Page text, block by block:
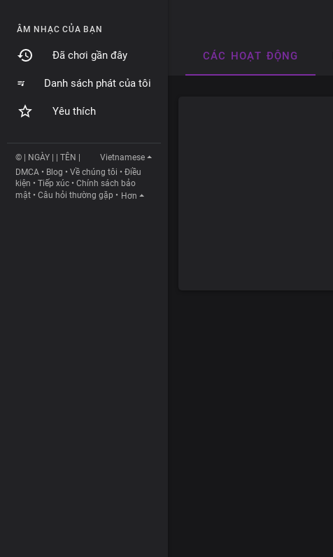
ÂM NHẠC CỦA BẠN
Đã chơi gần đây
Danh sách phát của tôi
Yêu thích
© | NGÀY | | TÊN |
Vietnamese
DMCA • Blog • Về chúng tôi • Điều
kiện • Tiếp xúc • Chính sách bảo
mật • Câu hỏi thường gặp • Hơn
CÁC HOẠT ĐỘNG